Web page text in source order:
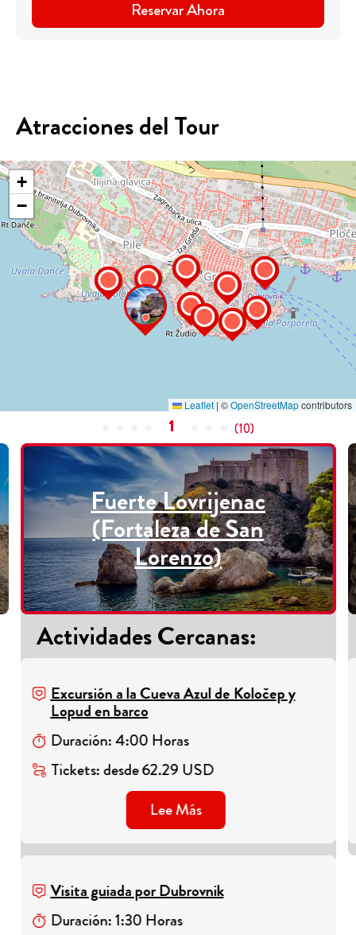
Reservar Ahora
Atracciones del Tour
+
−
Leaflet | ©OpenStreetMapcontributors
1 (10)
Fuerte Lovrijenac
(Fortaleza de San
Lorenzo)
Actividades Cercanas:
Excursión a la Cueva Azul de Koločep y
Lopud en barco
Duración:4:00 Horas
Tickets:desde62.29 USD
Lee Más
Visita guiada por Dubrovnik
Duración:1:30 Horas